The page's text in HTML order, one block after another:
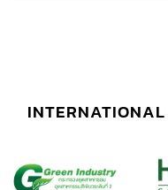
INTERNATIONAL